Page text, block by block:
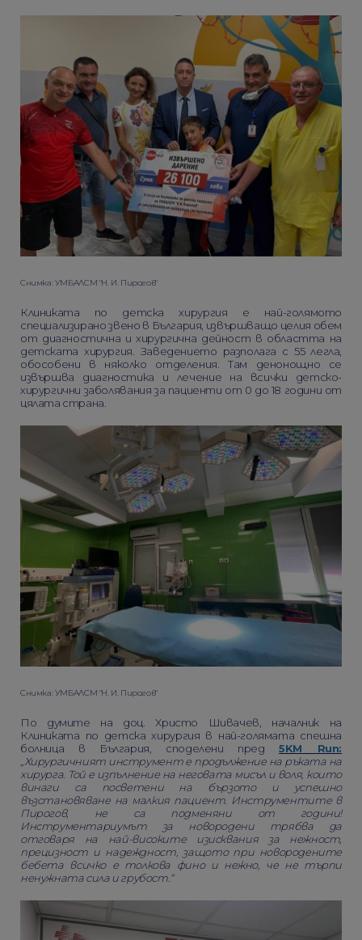
Снимка: УМБАЛСМ "Н. И. Пирогов"
Клиниката по детска хирургия е най-голямото
специализирано звено в България, извършващо целия обем
от диагностична и хирургична дейност в областта на
детската хирургия. Заведението разполага с 55 легла,
обособени в няколко отделения. Там денонощно се
извършва диагностика и лечение на всички детско-
хирургични заболявания за пациенти от 0 до 18 години от
цялата страна.
Снимка: УМБАЛСМ "Н. И. Пирогов"
По думите на доц. Христо Шивачев, началник на
Клиниката по детска хирургия в най-голямата спешна
болница в България, споделени пред5KM Run:
„Хирургичният инструмент е продължение на ръката на
хирурга. Той е изпълнение на неговата мисъл и воля, които
винаги са посветени на бързото и успешно
възстановяване на малкия пациент. Инструментите в
Пирогов, не са подменяни от години!
Инструментариумът за новородени трябва да
отговаря на най-високите изисквания за нежност,
прецизност и надеждност, защото при новородените
бебета всичко е толкова фино и нежно, че не търпи
ненужната сила и грубост.“